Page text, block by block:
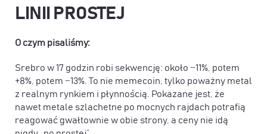
LINII PROSTEJ
O czym pisaliśmy:
Srebro w 17 godzin robi sekwencję: około −11%, potem
+8%, potem −13%. To nie memecoin, tylko poważny metal
z realnym rynkiem i płynnością. Pokazane jest, że
nawet metale szlachetne po mocnych rajdach potrafią
reagować gwałtownie w obie strony, a ceny nie idą